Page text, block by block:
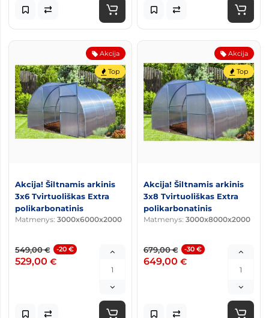
Akcija
Top
Akcija! Šiltnamis arkinis
3x6 Tvirtuoliškas Extra
polikarbonatinis
Matmenys: 3000x6000x2000
549,00€ -20 €
529,00 €
Akcija
Top
Akcija! Šiltnamis arkinis
3x8 Tvirtuoliškas Extra
polikarbonatinis
Matmenys: 3000x8000x2000
679,00€ -30 €
649,00 €